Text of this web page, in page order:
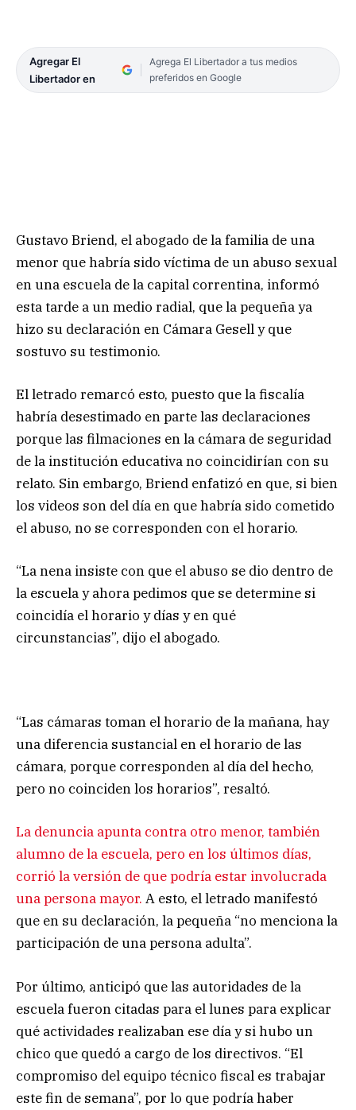
Agregar El
Libertador en
Agrega El Libertador a tus medios
preferidos en Google
Gustavo Briend, el abogado de la familia de una
menor que habría sido víctima de un abuso sexual
en una escuela de la capital correntina, informó
esta tarde a un medio radial, que la pequeña ya
hizo su declaración en Cámara Gesell y que
sostuvo su testimonio.
El letrado remarcó esto, puesto que la fiscalía
habría desestimado en parte las declaraciones
porque las filmaciones en la cámara de seguridad
de la institución educativa no coincidirían con su
relato. Sin embargo, Briend enfatizó en que, si bien
los videos son del día en que habría sido cometido
el abuso, no se corresponden con el horario.
“La nena insiste con que el abuso se dio dentro de
la escuela y ahora pedimos que se determine si
coincidía el horario y días y en qué
circunstancias”, dijo el abogado.
“Las cámaras toman el horario de la mañana, hay
una diferencia sustancial en el horario de las
cámara, porque corresponden al día del hecho,
pero no coinciden los horarios”, resaltó.
La denuncia apunta contra otro menor, también
alumno de la escuela, pero en los últimos días,
corrió la versión de que podría estar involucrada
una persona mayor. A esto, el letrado manifestó
que en su declaración, la pequeña “no menciona la
participación de una persona adulta”.
Por último, anticipó que las autoridades de la
escuela fueron citadas para el lunes para explicar
qué actividades realizaban ese día y si hubo un
chico que quedó a cargo de los directivos. “El
compromiso del equipo técnico fiscal es trabajar
este fin de semana”, por lo que podría haber